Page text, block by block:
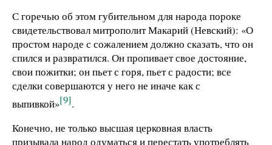
С горечью об этом губительном для народа пороке
свидетельствовал митрополит Макарий (Невский): «О
простом народе с сожалением должно сказать, что он
спился и развратился. Он пропивает свое достояние,
свои пожитки; он пьет с горя, пьет с радости; все
сделки совершаются у него не иначе как с
выпивкой»[9].
Конечно, не только высшая церковная власть
призывала народ одуматься и перестать употреблять